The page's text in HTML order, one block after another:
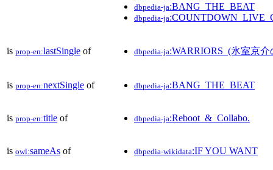
dbpedia-ja:BANG_THE_BEAT
dbpedia-ja
is prop-en:lastSingle of dbpedia-ja:WARRIORS_(氷室京介
is prop-en:nextSingle of dbpedia-ja:BANG_THE_BEAT
is prop-en:title of dbpedia-ja:Reboot_&_Collabo.
is owl:sameAs of dbpedia-wikidata:IF YOU WANT